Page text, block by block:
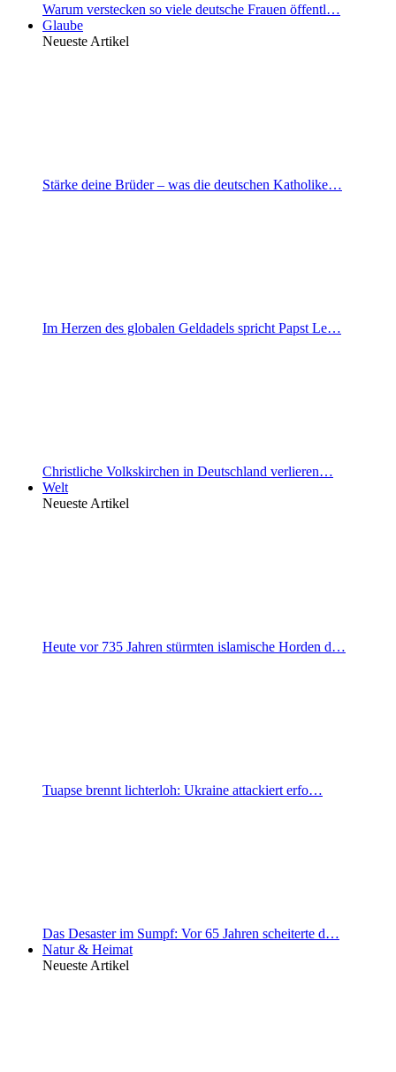
Warum verstecken so viele deutsche Frauen öffentl…
Glaube
Neueste Artikel
Stärke deine Brüder – was die deutschen Katholike…
Im Herzen des globalen Geldadels spricht Papst Le…
Christliche Volkskirchen in Deutschland verlieren…
Welt
Neueste Artikel
Heute vor 735 Jahren stürmten islamische Horden d…
Tuapse brennt lichterloh: Ukraine attackiert erfo…
Das Desaster im Sumpf: Vor 65 Jahren scheiterte d…
Natur & Heimat
Neueste Artikel